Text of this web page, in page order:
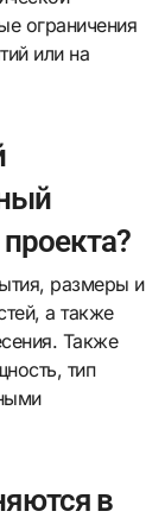
ограничения
или на
размеры и
а также
Также
тип
в